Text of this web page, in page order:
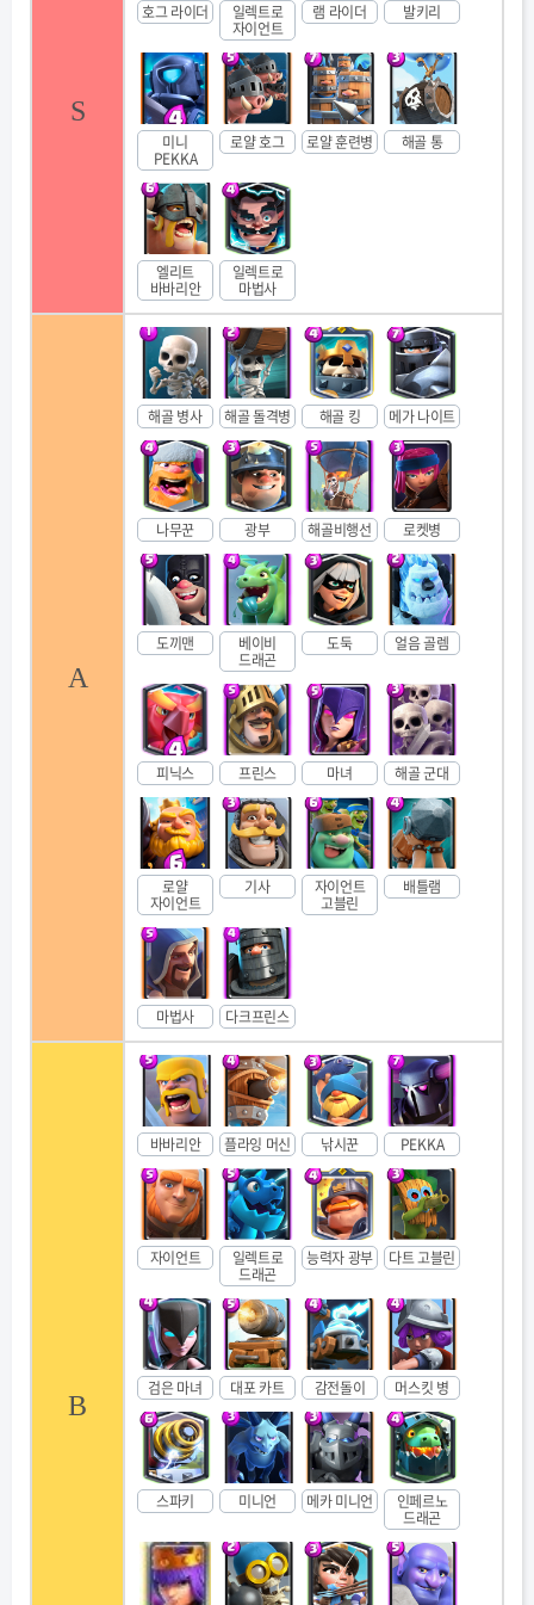
S
호그 라이더 일렉트로
자이언트
램 라이더 발키리
미니
PEKKA
로얄 호그 로얄 훈련병 해골 통
엘리트
바바리안
일렉트로
마법사
A
해골 병사 해골 돌격병 해골 킹 메가 나이트
나무꾼 광부 해골비행선 로켓병
도끼맨 베이비
드래곤
도둑 얼음 골렘
피닉스 프린스 마녀 해골 군대
로얄
자이언트
기사 자이언트
고블린
배틀램
마법사 다크프린스
B
바바리안 플라잉 머신 낚시꾼 PEKKA
자이언트 일렉트로
드래곤
능력자 광부 다트 고블린
검은 마녀 대포 카트 감전돌이 머스킷 병
스파키 미니언 메카 미니언 인페르노
드래곤